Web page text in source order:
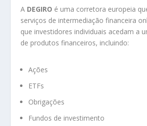
A DEGIRO é uma corretora europeia
serviços de intermediação financeira
que investidores individuais acedam a
de produtos financeiros, incluindo:
Ações
ETFs
Obrigações
Fundos de investimento